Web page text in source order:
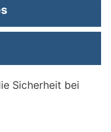
Sicherheit bei